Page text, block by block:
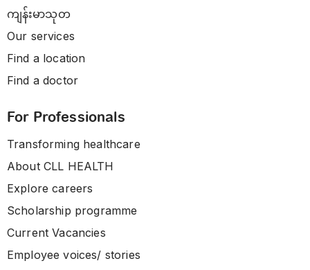
ကျန်းမာသုတ
Our services
Find a location
Find a doctor
For Professionals
Transforming healthcare
About CLL HEALTH
Explore careers
Scholarship programme
Current Vacancies
Employee voices/ stories